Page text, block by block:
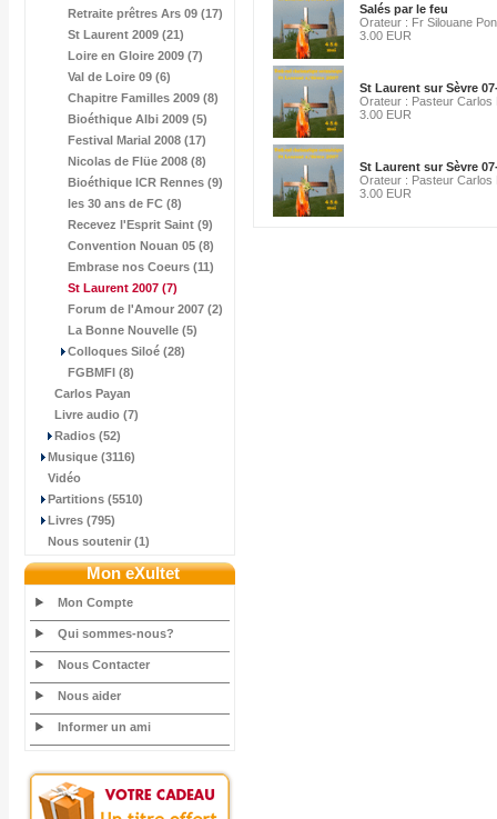
Retraite prêtres Ars 09 (17)
St Laurent 2009 (21)
Loire en Gloire 2009 (7)
Val de Loire 09 (6)
Chapitre Familles 2009 (8)
Bioéthique Albi 2009 (5)
Festival Marial 2008 (17)
Nicolas de Flüe 2008 (8)
Bioéthique ICR Rennes (9)
les 30 ans de FC (8)
Recevez l'Esprit Saint (9)
Convention Nouan 05 (8)
Embrase nos Coeurs (11)
St Laurent 2007 (7)
Forum de l'Amour 2007 (2)
La Bonne Nouvelle (5)
Colloques Siloé (28)
FGBMFI (8)
Carlos Payan
Livre audio (7)
Radios (52)
Musique (3116)
Vidéo
Partitions (5510)
Livres (795)
Nous soutenir (1)
Mon eXultet
Mon Compte
Qui sommes-nous?
Nous Contacter
Nous aider
Informer un ami
Salés par le feu
Orateur : Fr Silouane
3.00 EUR
St Laurent sur Sèvre
Orateur : Pasteur Carlos
3.00 EUR
St Laurent sur Sèvre
Orateur : Pasteur Carlos
3.00 EUR